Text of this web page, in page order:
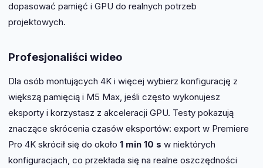
dopasować pamięć i GPU do realnych potrzeb
projektowych.
Profesjonaliści wideo
Dla osób montujących 4K i więcej wybierz konfigurację z
większą pamięcią i M5 Max, jeśli często wykonujesz
eksporty i korzystasz z akceleracji GPU. Testy pokazują
znaczące skrócenia czasów eksportów: export w Premiere
Pro 4K skrócił się do około 1 min 10 s w niektórych
konfiguracjach, co przekłada się na realne oszczędności